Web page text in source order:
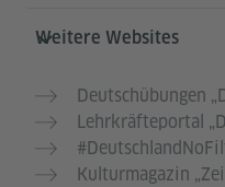
Weitere Websites
Deutschübungen
Lehrkräfteportal
Kulturmagazin